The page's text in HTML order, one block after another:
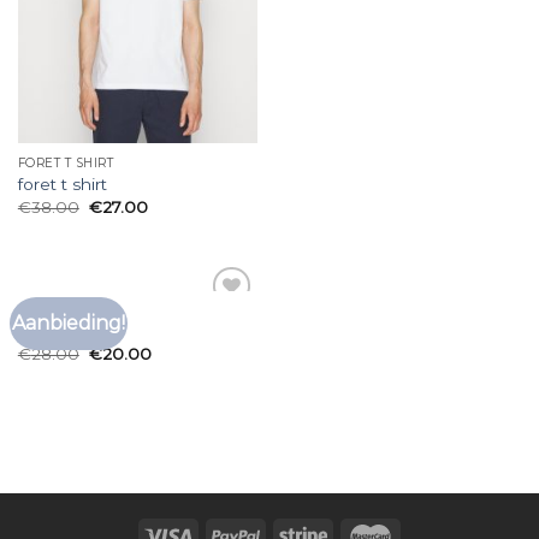
FORET T SHIRT
foret t shirt
€38.00 €27.00
Aanbieding!
FORET T SHIRT
foret t shirt
€28.00 €20.00